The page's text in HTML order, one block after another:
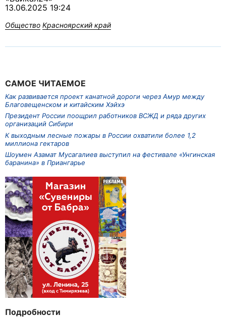
13.06.2025 19:24
Общество Красноярский край
САМОЕ ЧИТАЕМОЕ
Как развивается проект канатной дороги через Амур между
Благовещенском и китайским Хэйхэ
Президент России поощрил работников ВСЖД и ряда других
организаций Сибири
К выходным лесные пожары в России охватили более 1,2
миллиона гектаров
Шоумен Азамат Мусагалиев выступил на фестивале «Унгинская
баранина» в Приангарье
Подробности